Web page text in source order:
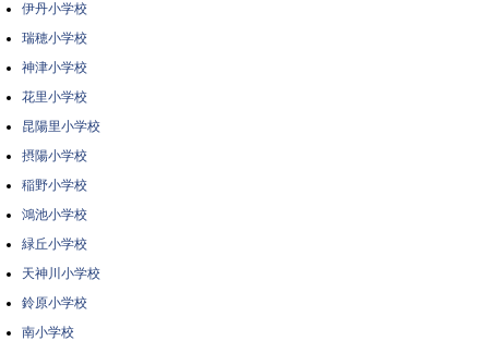
伊丹小学校
瑞穂小学校
神津小学校
花里小学校
昆陽里小学校
摂陽小学校
稲野小学校
鴻池小学校
緑丘小学校
天神川小学校
鈴原小学校
南小学校